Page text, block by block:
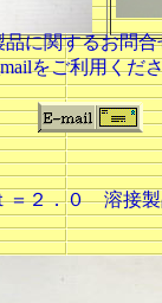
＝２．０ 溶接
品に関するお問合
をご利用くだ